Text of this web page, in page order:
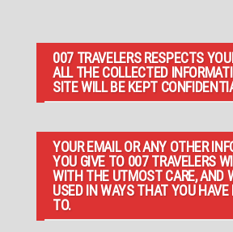
007 TRAVELERS RESPECTS
ALL THE COLLECTED
SITE WILL BE KEPT
YOUR EMAIL OR ANY OTHER
YOU GIVE TO 007 TRAVELERS
WITH THE UTMOST CARE, AND
USED IN WAYS THAT YOU HAVE
TO.